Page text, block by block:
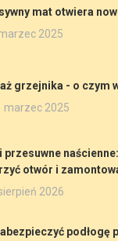
mat otwiera
2025
grzejnika - o czym
marzec 2025
przesuwne
otwór i
2026
podłogę